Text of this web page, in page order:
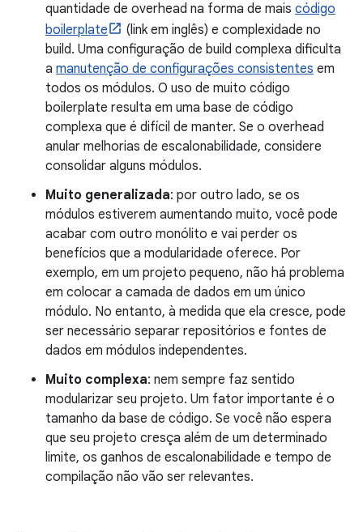
quantidade de overhead na forma de mais código
boilerplate
(link em inglês) e complexidade no
build. Uma configuração de build complexa dificulta
a manutenção de configurações consistentes em
todos os módulos. O uso de muito código
boilerplate resulta em uma base de código
complexa que é difícil de manter. Se o overhead
anular melhorias de escalonabilidade, considere
consolidar alguns módulos.
Muito generalizada: por outro lado, se os
módulos estiverem aumentando muito, você pode
acabar com outro monólito e vai perder os
benefícios que a modularidade oferece. Por
exemplo, em um projeto pequeno, não há problema
em colocar a camada de dados em um único
módulo. No entanto, à medida que ela cresce, pode
ser necessário separar repositórios e fontes de
dados em módulos independentes.
Muito complexa: nem sempre faz sentido
modularizar seu projeto. Um fator importante é o
tamanho da base de código. Se você não espera
que seu projeto cresça além de um determinado
limite, os ganhos de escalonabilidade e tempo de
compilação não vão ser relevantes.